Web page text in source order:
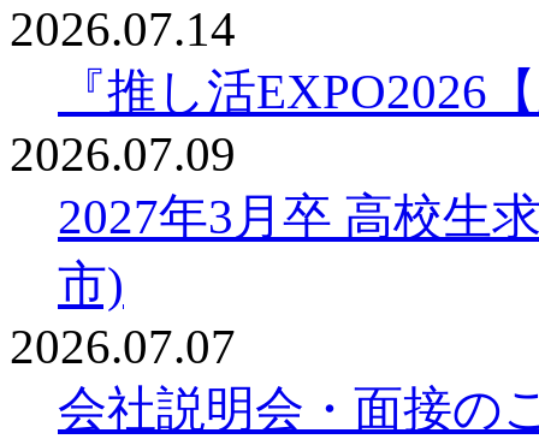
2026.07.14
『推し活EXPO2026
2026.07.09
2027年3月卒 高校生
市)
2026.07.07
会社説明会・面接